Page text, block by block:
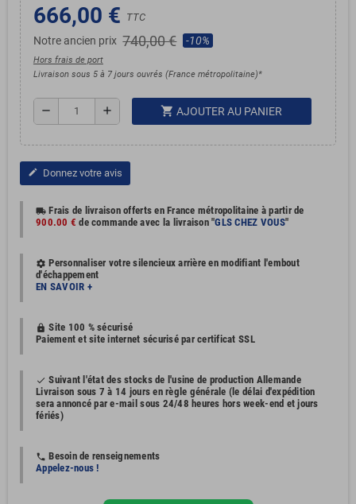
666,00 € TTC
Notre ancien prix 740,00 € -10%
Hors frais de port
Livraison sous 5 à 7 jours ouvrés (France métropolitaine)*
remove add shopping_cart AJOUTER AU PANIER
edit Donnez votre avis
local_shipping Frais de livraison offerts en France métropolitaine à partir de
900.00 € de commande avec la livraison "GLS CHEZ VOUS"
settings Personnaliser votre silencieux arrière en modifiant l'embout
d'échappement
EN SAVOIR +
https Site 100 % sécurisé
Paiement et site internet sécurisé par certificat SSL
done Suivant l'état des stocks de l'usine de production Allemande
Livraison sous 7 à 14 jours en règle générale (le délai d'expédition
sera annoncé par e-mail sous 24/48 heures hors week-end et jours
fériés)
phone Besoin de renseignements
Appelez-nous !